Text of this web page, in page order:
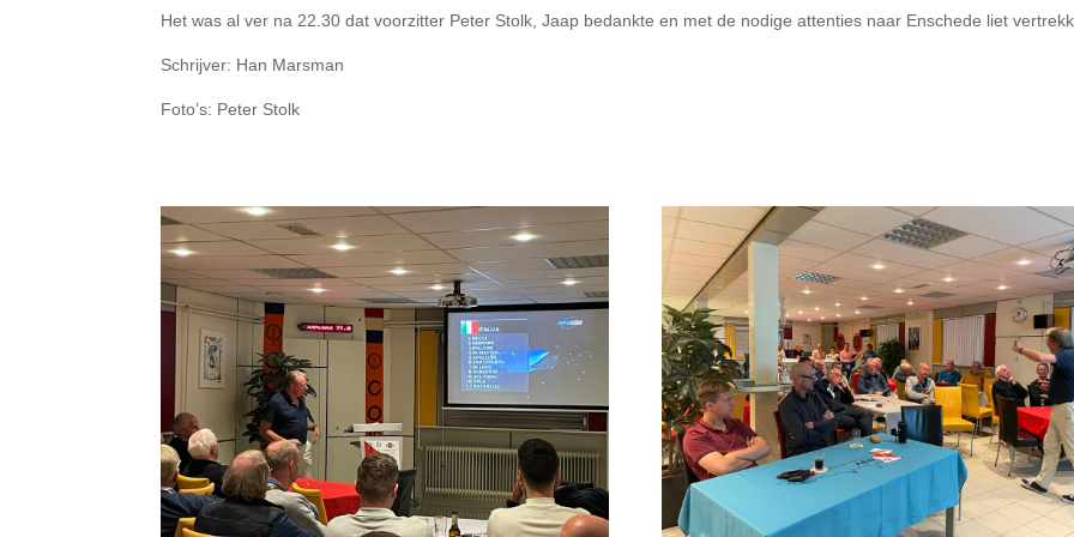
Het was al ver na 22.30 dat voorzitter Peter Stolk, Jaap bedankte en met de nodige attenties naar Enschede liet
Schrijver: Han Marsman
Foto’s: Peter Stolk